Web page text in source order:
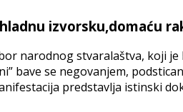
izvorsku,domaću
narodnog stvaralaštva, koji
bave se negovanjem,
predstavlja istinski